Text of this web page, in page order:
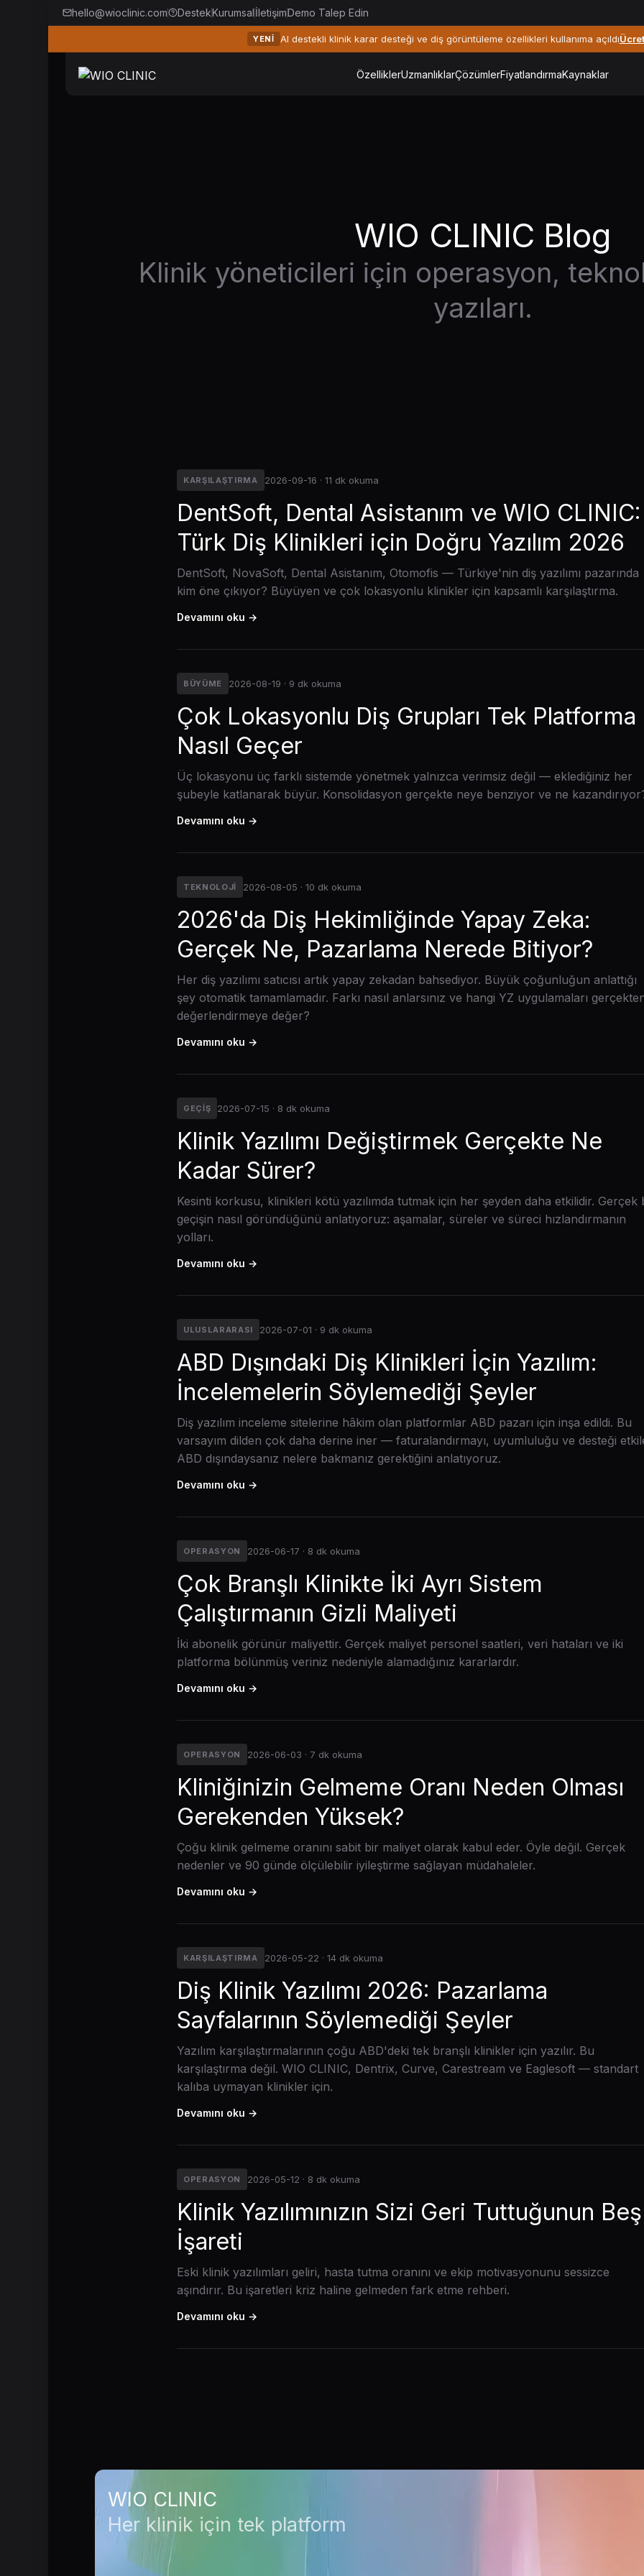
hello@wioclinic.com DestekKurumsalİletişimDemo Talep Edin
YENI AI destekli klinik karar desteği ve diş görüntüleme özellikleri kullanıma açıldı
ÖzelliklerUzmanlıklarÇözümlerFiyatlandırmaKaynaklar
WIO CLINIC Blog
Klinik yöneticileri için operasyon,
yazıları.
KARŞILAŞTIRMA 2026-09-16 · 11 dk okuma
DentSoft, Dental Asistanım ve WIO CLINIC:
Türk Diş Klinikleri için Doğru Yazılım 2026
DentSoft, NovaSoft, Dental Asistanım, Otomofis — Türkiye'nin diş yazılımı pazarında
kim öne çıkıyor? Büyüyen ve çok lokasyonlu klinikler için kapsamlı karşılaştırma.
Devamını oku →
BÜYÜME 2026-08-19 · 9 dk okuma
Çok Lokasyonlu Diş Grupları Tek Platforma
Nasıl Geçer
Üç lokasyonu üç farklı sistemde yönetmek yalnızca verimsiz değil — eklediğiniz her
şubeyle katlanarak büyür. Konsolidasyon gerçekte neye benziyor ve ne
Devamını oku →
TEKNOLOJI 2026-08-05 · 10 dk okuma
2026'da Diş Hekimliğinde Yapay Zeka:
Gerçek Ne, Pazarlama Nerede Bitiyor?
Her diş yazılımı satıcısı artık yapay zekadan bahsediyor. Büyük çoğunluğun anlattığı
şey otomatik tamamlamadır. Farkı nasıl anlarsınız ve hangi YZ uygulamaları
değerlendirmeye değer?
Devamını oku →
GEÇIŞ 2026-07-15 · 8 dk okuma
Klinik Yazılımı Değiştirmek Gerçekte Ne
Kadar Sürer?
Kesinti korkusu, klinikleri kötü yazılımda tutmak için her şeyden daha etkilidir. Gerçek
geçişin nasıl göründüğünü anlatıyoruz: aşamalar, süreler ve süreci hızlandırmanın
yolları.
Devamını oku →
ULUSLARARASI 2026-07-01 · 9 dk okuma
ABD Dışındaki Diş Klinikleri İçin Yazılım:
İncelemelerin Söylemediği Şeyler
Diş yazılım inceleme sitelerine hâkim olan platformlar ABD pazarı için inşa edildi. Bu
varsayım dilden çok daha derine iner — faturalandırmayı, uyumluluğu ve desteği
ABD dışındaysanız nelere bakmanız gerektiğini anlatıyoruz.
Devamını oku →
OPERASYON 2026-06-17 · 8 dk okuma
Çok Branşlı Klinikte İki Ayrı Sistem
Çalıştırmanın Gizli Maliyeti
İki abonelik görünür maliyettir. Gerçek maliyet personel saatleri, veri hataları ve iki
platforma bölünmüş veriniz nedeniyle alamadığınız kararlardır.
Devamını oku →
OPERASYON 2026-06-03 · 7 dk okuma
Kliniğinizin Gelmeme Oranı Neden Olması
Gerekenden Yüksek?
Çoğu klinik gelmeme oranını sabit bir maliyet olarak kabul eder. Öyle değil. Gerçek
nedenler ve 90 günde ölçülebilir iyileştirme sağlayan müdahaleler.
Devamını oku →
KARŞILAŞTIRMA 2026-05-22 · 14 dk okuma
Diş Klinik Yazılımı 2026: Pazarlama
Sayfalarının Söylemediği Şeyler
Yazılım karşılaştırmalarının çoğu ABD'deki tek branşlı klinikler için yazılır. Bu
karşılaştırma değil. WIO CLINIC, Dentrix, Curve, Carestream ve Eaglesoft — standart
kalıba uymayan klinikler için.
Devamını oku →
OPERASYON 2026-05-12 · 8 dk okuma
Klinik Yazılımınızın Sizi Geri Tuttuğunun Beş
İşareti
Eski klinik yazılımları geliri, hasta tutma oranını ve ekip motivasyonunu sessizce
aşındırır. Bu işaretleri kriz haline gelmeden fark etme rehberi.
Devamını oku →
WIO CLINIC
Her klinik için tek platform